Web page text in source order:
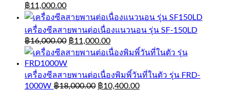
฿11,000.00
เครื่องซีลสายพานต่อเนื่องแนวนอน รุ่น SF-150LD
฿16,000.00 ฿11,000.00
เครื่องซีลสายพานต่อเนื่องพิมพิ์วันที่ในตัว รุ่น FRD-
1000W ฿18,000.00 ฿10,400.00